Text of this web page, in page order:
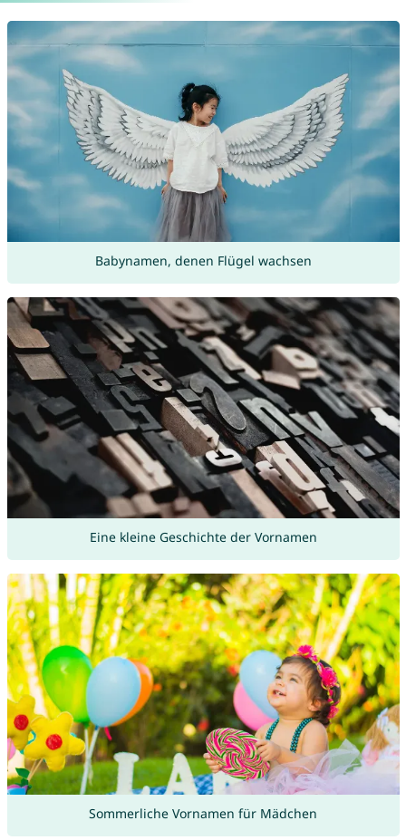
Babynamen, denen Flügel wachsen
Eine kleine Geschichte der Vornamen
Sommerliche Vornamen für Mädchen